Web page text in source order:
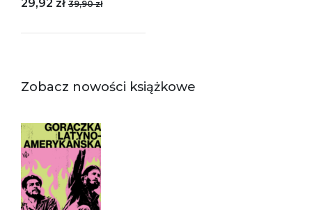
29,92 zł 39,90 zł
Zobacz nowości książkowe